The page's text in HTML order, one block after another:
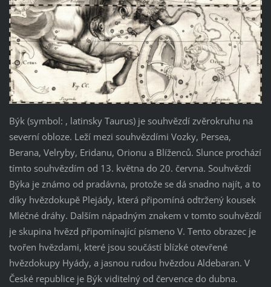
Býk (symbol: , latinsky Taurus) je souhvězdí zvěrokruhu na
severní obloze. Leží mezi souhvězdími Vozky, Persea,
Berana, Velryby, Eridanu, Orionu a Blíženců. Slunce prochází
tímto souhvězdím od 13. května do 20. června. Souhvězdí
Býka je známo od pradávna, protože se dá snadno najít, a to
díky hvězdokupě Plejády, která připomíná odtržený kousek
Mléčné dráhy. Dalším nápadným znakem v tomto souhvězdí
je skupina hvězd připomínající písmeno V. Tento obrazec je
tvořen hvězdami, které jsou součástí blízké otevřené
hvězdokupy Hyády, a jasnou rudou hvězdou Aldebaran. V
České republice je Býk viditelný od července do dubna.